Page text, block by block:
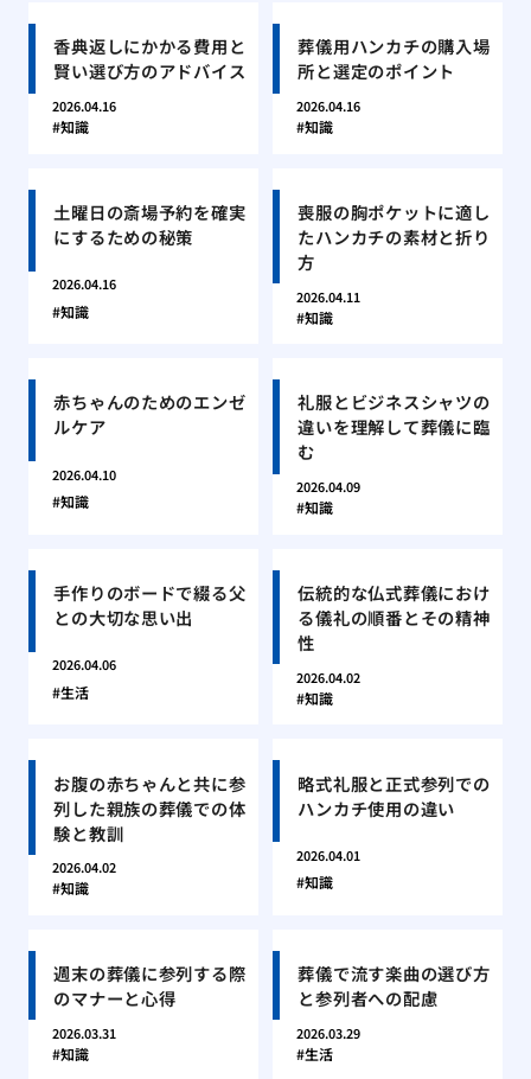
香典返しにかかる費用と
賢い選び方のアドバイス
2026.04.16
知識
葬儀用ハンカチの購入場
所と選定のポイント
2026.04.16
知識
土曜日の斎場予約を確実
にするための秘策
2026.04.16
知識
喪服の胸ポケットに適し
たハンカチの素材と折り
方
2026.04.11
知識
赤ちゃんのためのエンゼ
ルケア
2026.04.10
知識
礼服とビジネスシャツの
違いを理解して葬儀に臨
む
2026.04.09
知識
手作りのボードで綴る父
との大切な思い出
2026.04.06
生活
伝統的な仏式葬儀におけ
る儀礼の順番とその精神
性
2026.04.02
知識
お腹の赤ちゃんと共に参
列した親族の葬儀での体
験と教訓
2026.04.02
知識
略式礼服と正式参列での
ハンカチ使用の違い
2026.04.01
知識
週末の葬儀に参列する際
のマナーと心得
2026.03.31
知識
葬儀で流す楽曲の選び方
と参列者への配慮
2026.03.29
生活